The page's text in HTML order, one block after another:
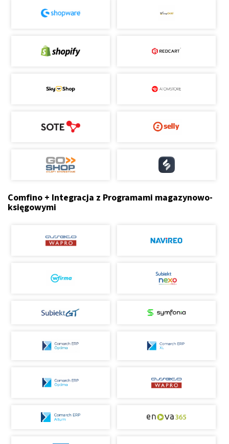
Comfino + Integracja z Programami magazynowo-
księgowymi